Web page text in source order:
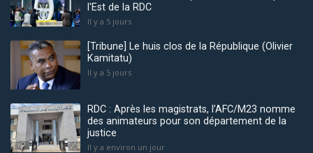
l'Est de la RDC
Il y a 5 jours
[Tribune] Le huis clos de la République (Olivier
Kamitatu)
Il y a 5 jours
RDC : Après les magistrats, l’AFC/M23 nomme
des animateurs pour son département de la
justice
Il y a environ un jour